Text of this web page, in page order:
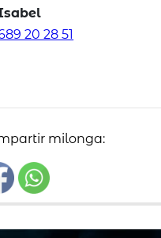
20 28 51
milonga: